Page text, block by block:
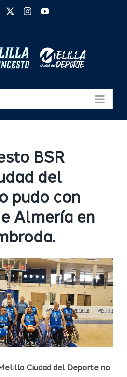
Facebook InstagramYouTube
BSR
del
pudo con
Almería en
Ciudad del Deporte no